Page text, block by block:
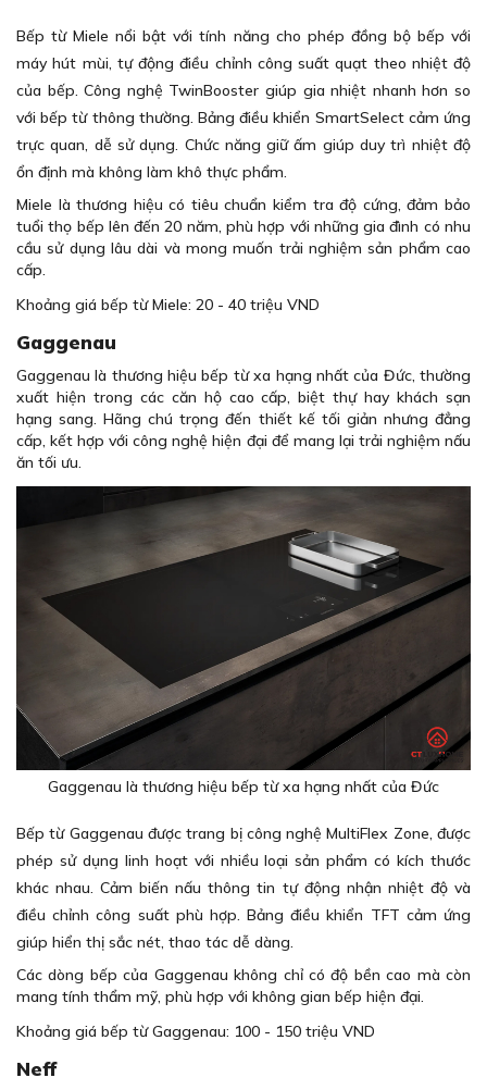
Bếp từ Miele nổi bật với tính năng cho phép đồng bộ bếp với
máy hút mùi, tự động điều chỉnh công suất quạt theo nhiệt độ
của bếp. Công nghệ TwinBooster giúp gia nhiệt nhanh hơn so
với bếp từ thông thường. Bảng điều khiển SmartSelect cảm ứng
trực quan, dễ sử dụng. Chức năng giữ ấm giúp duy trì nhiệt độ
ổn định mà không làm khô thực phẩm.
Miele là thương hiệu có tiêu chuẩn kiểm tra độ cứng, đảm bảo
tuổi thọ bếp lên đến 20 năm, phù hợp với những gia đình có nhu
cầu sử dụng lâu dài và mong muốn trải nghiệm sản phẩm cao
cấp.
Khoảng giá bếp từ Miele: 20 - 40 triệu VND
Gaggenau
Gaggenau là thương hiệu bếp từ xa hạng nhất của Đức, thường
xuất hiện trong các căn hộ cao cấp, biệt thự hay khách sạn
hạng sang. Hãng chú trọng đến thiết kế tối giản nhưng đẳng
cấp, kết hợp với công nghệ hiện đại để mang lại trải nghiệm nấu
ăn tối ưu.
Gaggenau là thương hiệu bếp từ xa hạng nhất của Đức
Bếp từ Gaggenau được trang bị công nghệ MultiFlex Zone, được
phép sử dụng linh hoạt với nhiều loại sản phẩm có kích thước
khác nhau. Cảm biến nấu thông tin tự động nhận nhiệt độ và
điều chỉnh công suất phù hợp. Bảng điều khiển TFT cảm ứng
giúp hiển thị sắc nét, thao tác dễ dàng.
Các dòng bếp của Gaggenau không chỉ có độ bền cao mà còn
mang tính thẩm mỹ, phù hợp với không gian bếp hiện đại.
Khoảng giá bếp từ Gaggenau: 100 - 150 triệu VND
Neff